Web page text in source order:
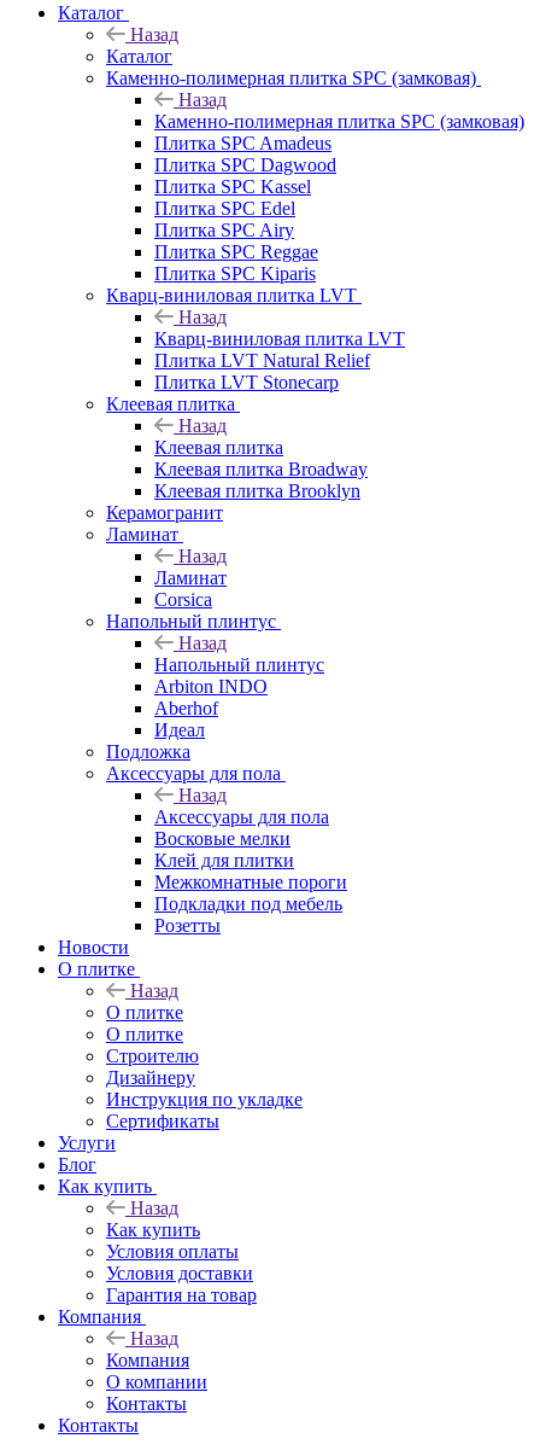
Каталог
Назад
Каталог
Каменно-полимерная плитка SPC (замковая)
Назад
Каменно-полимерная плитка SPC (замковая)
Плитка SPC Amadeus
Плитка SPC Dagwood
Плитка SPC Kassel
Плитка SPC Edel
Плитка SPC Airy
Плитка SPC Reggae
Плитка SPC Kiparis
Кварц-виниловая плитка LVT
Назад
Кварц-виниловая плитка LVT
Плитка LVT Natural Relief
Плитка LVT Stonecarp
Клеевая плитка
Назад
Клеевая плитка
Клеевая плитка Broadway
Клеевая плитка Brooklyn
Керамогранит
Ламинат
Назад
Ламинат
Corsica
Напольный плинтус
Назад
Напольный плинтус
Arbiton INDO
Aberhof
Идеал
Подложка
Аксессуары для пола
Назад
Аксессуары для пола
Восковые мелки
Клей для плитки
Межкомнатные пороги
Подкладки под мебель
Розетты
Новости
О плитке
Назад
О плитке
О плитке
Строителю
Дизайнеру
Инструкция по укладке
Сертификаты
Услуги
Блог
Как купить
Назад
Как купить
Условия оплаты
Условия доставки
Гарантия на товар
Компания
Назад
Компания
О компании
Контакты
Контакты